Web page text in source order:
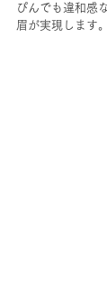
ぴんでも違和感
眉が実現します。